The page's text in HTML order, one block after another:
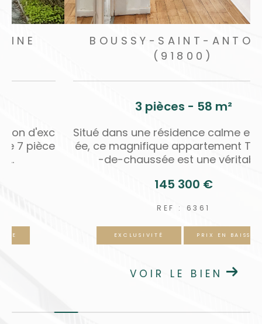
PIERREFITTE-SUR-SEINE
(93380)
7 pièces - 190 m²
Découvrez cette magnifique maison d'exc
eption type meulière de 190 m2 de 7 pièce
s sur sous-sol totale, une...
439 900 €
PRIX EN BAISSE
VOIR LE BIEN